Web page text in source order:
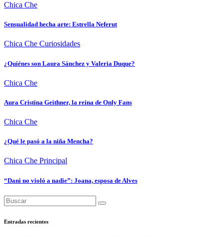
Chica Che
Sensualidad hecha arte: Estrella Neferut
Chica Che Curiosidades
¿Quiénes son Laura Sánchez y Valeria Duque?
Chica Che
Aura Cristina Geithner, la reina de Only Fans
Chica Che
¿Qué le pasó a la niña Mencha?
Chica Che Principal
“Dani no violó a nadie”: Joana, esposa de Alves
Entradas recientes